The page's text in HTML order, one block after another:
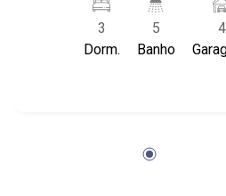
com closet e hidro. ar
convivência. - lavabo. -
e jantar. - cozinha integrada
sendo 02 cobertas. - Condomínio com portaria
3
Dorm.
5
Banho
4